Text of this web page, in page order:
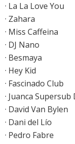
· La La Love You
· Zahara
· Miss Caffeina
· DJ Nano
· Besmaya
· Hey Kid
· Fascinado Club
· Juanca Supersub
· David Van Bylen
· Dani del Lío
· Pedro Fabre